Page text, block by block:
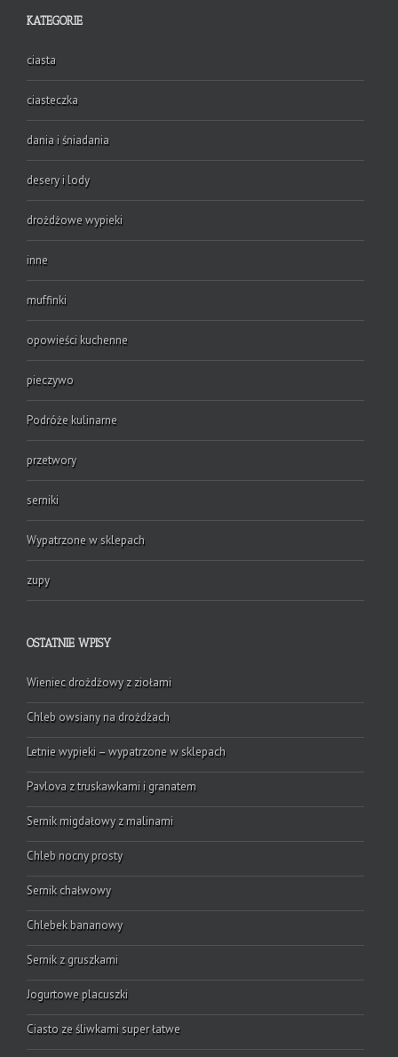
KATEGORIE
ciasta
ciasteczka
dania i śniadania
desery i lody
drożdżowe wypieki
inne
muffinki
opowieści kuchenne
pieczywo
Podróże kulinarne
przetwory
serniki
Wypatrzone w sklepach
zupy
OSTATNIE WPISY
Wieniec drożdżowy z ziołami
Chleb owsiany na drożdżach
Letnie wypieki – wypatrzone w sklepach
Pavlova z truskawkami i granatem
Sernik migdałowy z malinami
Chleb nocny prosty
Sernik chałwowy
Chlebek bananowy
Sernik z gruszkami
Jogurtowe placuszki
Ciasto ze śliwkami super łatwe